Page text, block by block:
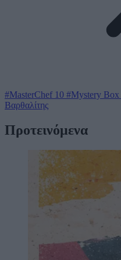
#MasterChef 10 #Mystery Box
Βαρθαλίτης
Προτεινόμενα